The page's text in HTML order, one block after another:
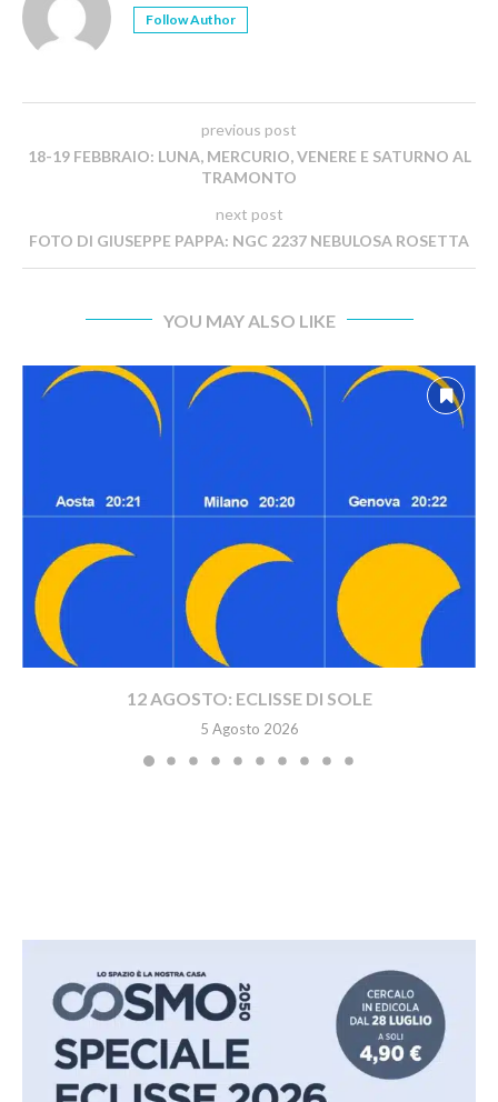
Follow Author
previous post
18-19 FEBBRAIO: LUNA, MERCURIO, VENERE E SATURNO AL
TRAMONTO
next post
FOTO DI GIUSEPPE PAPPA: NGC 2237 NEBULOSA ROSETTA
YOU MAY ALSO LIKE
12 AGOSTO: ECLISSE DI SOLE
5 Agosto 2026